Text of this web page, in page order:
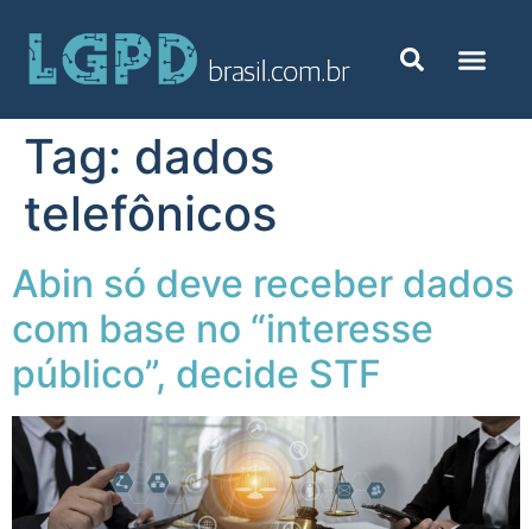
Tag: dados
telefônicos
Abin só deve receber dados
com base no “interesse
público”, decide STF